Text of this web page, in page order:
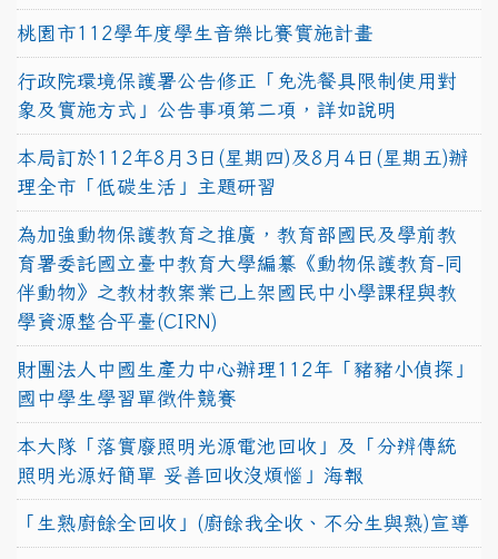
桃園市112學年度學生音樂比賽實施計畫
行政院環境保護署公告修正「免洗餐具限制使用對
象及實施方式」公告事項第二項，詳如說明
本局訂於112年8月3日(星期四)及8月4日(星期五)辦
理全市「低碳生活」主題研習
為加強動物保護教育之推廣，教育部國民及學前教
育署委託國立臺中教育大學編纂《動物保護教育-同
伴動物》之教材教案業已上架國民中小學課程與教
學資源整合平臺(CIRN)
財團法人中國生產力中心辦理112年「豬豬小偵探」
國中學生學習單徵件競賽
本大隊「落實廢照明光源電池回收」及「分辨傳統
照明光源好簡單 妥善回收沒煩惱」海報
「生熟廚餘全回收」(廚餘我全收、不分生與熟)宣導